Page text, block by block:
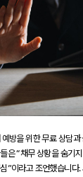
방을 위한 무료 상담
은 “채무 상황을 숨기
”이라고 조언했습니다